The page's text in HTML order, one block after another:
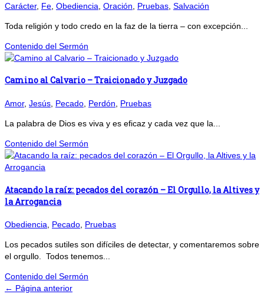
Carácter, Fe Obediencia Oración Pruebas Salvación
Toda religión y todo credo en la faz de la tierra – con excepción...
Contenido del Sermón
Camino al Calvario – Traicionado y Juzgado
Amor, Jesús Pecado Perdón Pruebas
La palabra de Dios es viva y es eficaz y cada vez que la...
Contenido del Sermón
Atacando la raíz: pecados del corazón – El Orgullo, la Altives y
la Arrogancia
Obediencia, Pecado, Pruebas
Los pecados sutiles son difíciles de detectar, y comentaremos sobre
el orgullo. Todos tenemos...
Contenido del Sermón
← Página anterior